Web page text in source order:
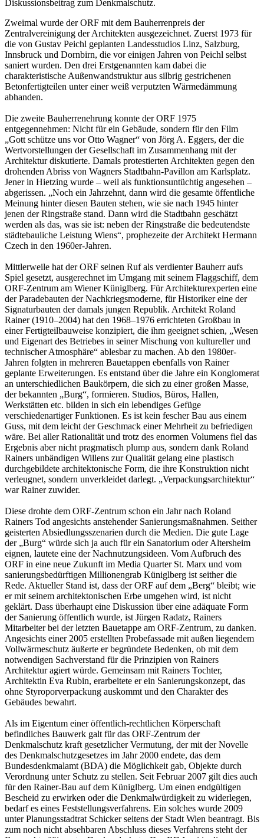
Diskussionsbeitrag zum Denkmalschutz.
Zweimal wurde der ORF mit dem Bauherrenpreis der
Zentralvereinigung der Architekten ausgezeichnet. Zuerst 1973 für
die von Gustav Peichl geplanten Landesstudios Linz, Salzburg,
Innsbruck und Dornbirn, die vor einigen Jahren von Peichl selbst
saniert wurden. Den drei Erstgenannten kam dabei die
charakteristische Außenwandstruktur aus silbrig gestrichenen
Betonfertigteilen unter einer weiß verputzten Wärmedämmung
abhanden.
Die zweite Bauherrenehrung konnte der ORF 1975
entgegennehmen: Nicht für ein Gebäude, sondern für den Film
„Gott schütze uns vor Otto Wagner“ von Jörg A. Eggers, der die
Wertvorstellungen der Gesellschaft im Zusammenhang mit der
Architektur diskutierte. Damals protestierten Architekten gegen den
drohenden Abriss von Wagners Stadtbahn-Pavillon am Karlsplatz.
Jener in Hietzing wurde – weil als funktionsuntüchtig angesehen –
abgerissen. „Noch ein Jahrzehnt, dann wird die gesamte öffentliche
Meinung hinter diesen Bauten stehen, wie sie nach 1945 hinter
jenen der Ringstraße stand. Dann wird die Stadtbahn geschätzt
werden als das, was sie ist: neben der Ringstraße die bedeutendste
städtebauliche Leistung Wiens“, prophezeite der Architekt Hermann
Czech in den 1960er-Jahren.
Mittlerweile hat der ORF seinen Ruf als verdienter Bauherr aufs
Spiel gesetzt, ausgerechnet im Umgang mit seinem Flaggschiff, dem
ORF-Zentrum am Wiener Küniglberg. Für Architekturexperten eine
der Paradebauten der Nachkriegsmoderne, für Historiker eine der
Signaturbauten der damals jungen Republik. Architekt Roland
Rainer (1910–2004) hat den 1968–1976 errichteten Großbau in
einer Fertigteilbauweise konzipiert, die ihm geeignet schien, „Wesen
und Eigenart des Betriebes in seiner Mischung von kultureller und
technischer Atmosphäre“ ablesbar zu machen. Ab den 1980er-
Jahren folgten in mehreren Bauetappen ebenfalls von Rainer
geplante Erweiterungen. Es entstand über die Jahre ein Konglomerat
an unterschiedlichen Baukörpern, die sich zu einer großen Masse,
der bekannten „Burg“, formieren. Studios, Büros, Hallen,
Werkstätten etc. bilden in sich ein lebendiges Gefüge
verschiedenartiger Funktionen. Es ist kein fescher Bau aus einem
Guss, mit dem leicht der Geschmack einer Mehrheit zu befriedigen
wäre. Bei aller Rationalität und trotz des enormen Volumens fiel das
Ergebnis aber nicht pragmatisch plump aus, sondern dank Roland
Rainers unbändigen Willens zur Qualität gelang eine plastisch
durchgebildete architektonische Form, die ihre Konstruktion nicht
verleugnet, sondern unverkleidet darlegt. „Verpackungsarchitektur“
war Rainer zuwider.
Diese drohte dem ORF-Zentrum schon ein Jahr nach Roland
Rainers Tod angesichts anstehender Sanierungsmaßnahmen. Seither
geisterten Absiedlungsszenarien durch die Medien. Die gute Lage
der „Burg“ würde sich ja auch für ein Sanatorium oder Altersheim
eignen, lautete eine der Nachnutzungsideen. Vom Aufbruch des
ORF in eine neue Zukunft im Media Quarter St. Marx und vom
sanierungsbedürftigen Millionengrab Küniglberg ist seither die
Rede. Aktueller Stand ist, dass der ORF auf dem „Berg“ bleibt; wie
er mit seinem architektonischen Erbe umgehen wird, ist nicht
geklärt. Dass überhaupt eine Diskussion über eine adäquate Form
der Sanierung öffentlich wurde, ist Jürgen Radatz, Rainers
Mitarbeiter bei der letzten Bauetappe am ORF-Zentrum, zu danken.
Angesichts einer 2005 erstellten Probefassade mit außen liegendem
Vollwärmeschutz äußerte er begründete Bedenken, ob mit dem
notwendigen Sachverstand für die Prinzipien von Rainers
Architektur agiert würde. Gemeinsam mit Rainers Tochter,
Architektin Eva Rubin, erarbeitete er ein Sanierungskonzept, das
ohne Styroporverpackung auskommt und den Charakter des
Gebäudes bewahrt.
Als im Eigentum einer öffentlich-rechtlichen Körperschaft
befindliches Bauwerk galt für das ORF-Zentrum der
Denkmalschutz kraft gesetzlicher Vermutung, der mit der Novelle
des Denkmalschutzgesetzes im Jahr 2000 endete, das dem
Bundesdenkmalamt (BDA) die Möglichkeit gab, Objekte durch
Verordnung unter Schutz zu stellen. Seit Februar 2007 gilt dies auch
für den Rainer-Bau auf dem Küniglberg. Um einen endgültigen
Bescheid zu erwirken oder die Denkmalwürdigkeit zu widerlegen,
bedarf es eines Feststellungsverfahrens. Ein solches wurde 2009
unter Planungsstadtrat Schicker seitens der Stadt Wien beantragt. Bis
zum noch nicht absehbaren Abschluss dieses Verfahrens steht der